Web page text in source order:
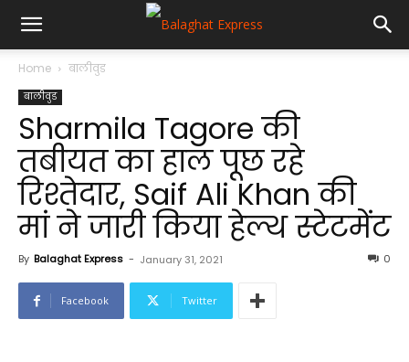
Home बालीवुड
बालीवुड
Sharmila Tagore की
तबीयत का हाल पूछ रहे
रिश्तेदार, Saif Ali Khan की
मां ने जारी किया हेल्थ स्टेटमेंट
By Balaghat Express - January 31, 2021 0
Facebook Twitter